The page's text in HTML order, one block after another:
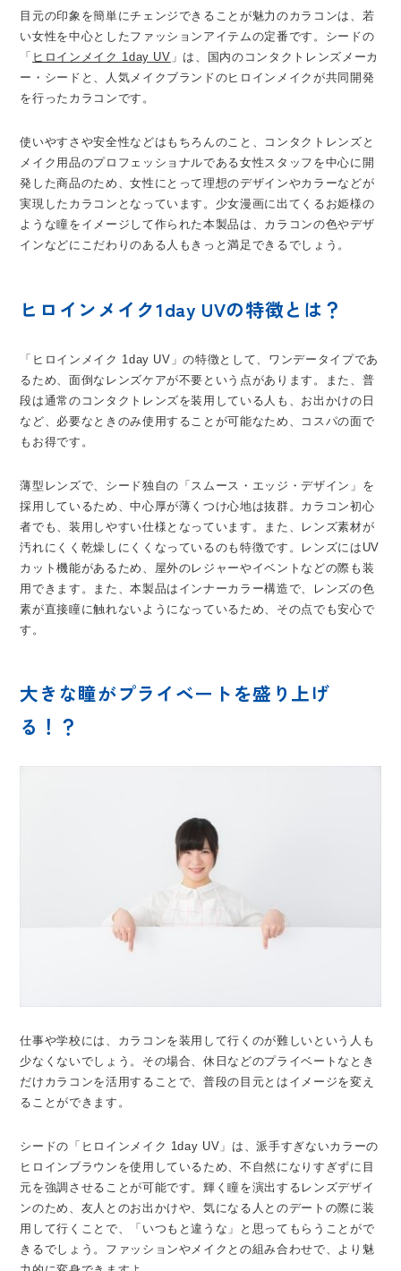
目元の印象を簡単にチェンジできることが魅力のカラコンは、若
い女性を中心としたファッションアイテムの定番です。シードの
「 ヒロインメイク 1day UV 」は、国内のコンタクトレンズメーカ
ー・シードと、人気メイクブランドのヒロインメイクが共同開発
を行ったカラコンです。
使いやすさや安全性などはもちろんのこと、コンタクトレンズと
メイク用品のプロフェッショナルである女性スタッフを中心に開
発した商品のため、女性にとって理想のデザインやカラーなどが
実現したカラコンとなっています。少女漫画に出てくるお姫様の
ような瞳をイメージして作られた本製品は、カラコンの色やデザ
インなどにこだわりのある人もきっと満足できるでしょう。
ヒロインメイク1day UVの特徴とは？
「ヒロインメイク 1day UV」の特徴として、ワンデータイプであ
るため、面倒なレンズケアが不要という点があります。また、普
段は通常のコンタクトレンズを装用している人も、お出かけの日
など、必要なときのみ使用することが可能なため、コスパの面で
もお得です。
薄型レンズで、シード独自の「スムース・エッジ・デザイン」を
採用しているため、中心厚が薄くつけ心地は抜群。カラコン初心
者でも、装用しやすい仕様となっています。また、レンズ素材が
汚れにくく乾燥しにくくなっているのも特徴です。レンズにはUV
カット機能があるため、屋外のレジャーやイベントなどの際も装
用できます。また、本製品はインナーカラー構造で、レンズの色
素が直接瞳に触れないようになっているため、その点でも安心で
す。
大きな瞳がプライベートを盛り上げ
る！？
仕事や学校には、カラコンを装用して行くのが難しいという人も
少なくないでしょう。その場合、休日などのプライベートなとき
だけカラコンを活用することで、普段の目元とはイメージを変え
ることができます。
シードの「ヒロインメイク 1day UV」は、派手すぎないカラーの
ヒロインブラウンを使用しているため、不自然になりすぎずに目
元を強調させることが可能です。輝く瞳を演出するレンズデザイ
ンのため、友人とのお出かけや、気になる人とのデートの際に装
用して行くことで、「いつもと違うな」と思ってもらうことがで
きるでしょう。ファッションやメイクとの組み合わせで、より魅